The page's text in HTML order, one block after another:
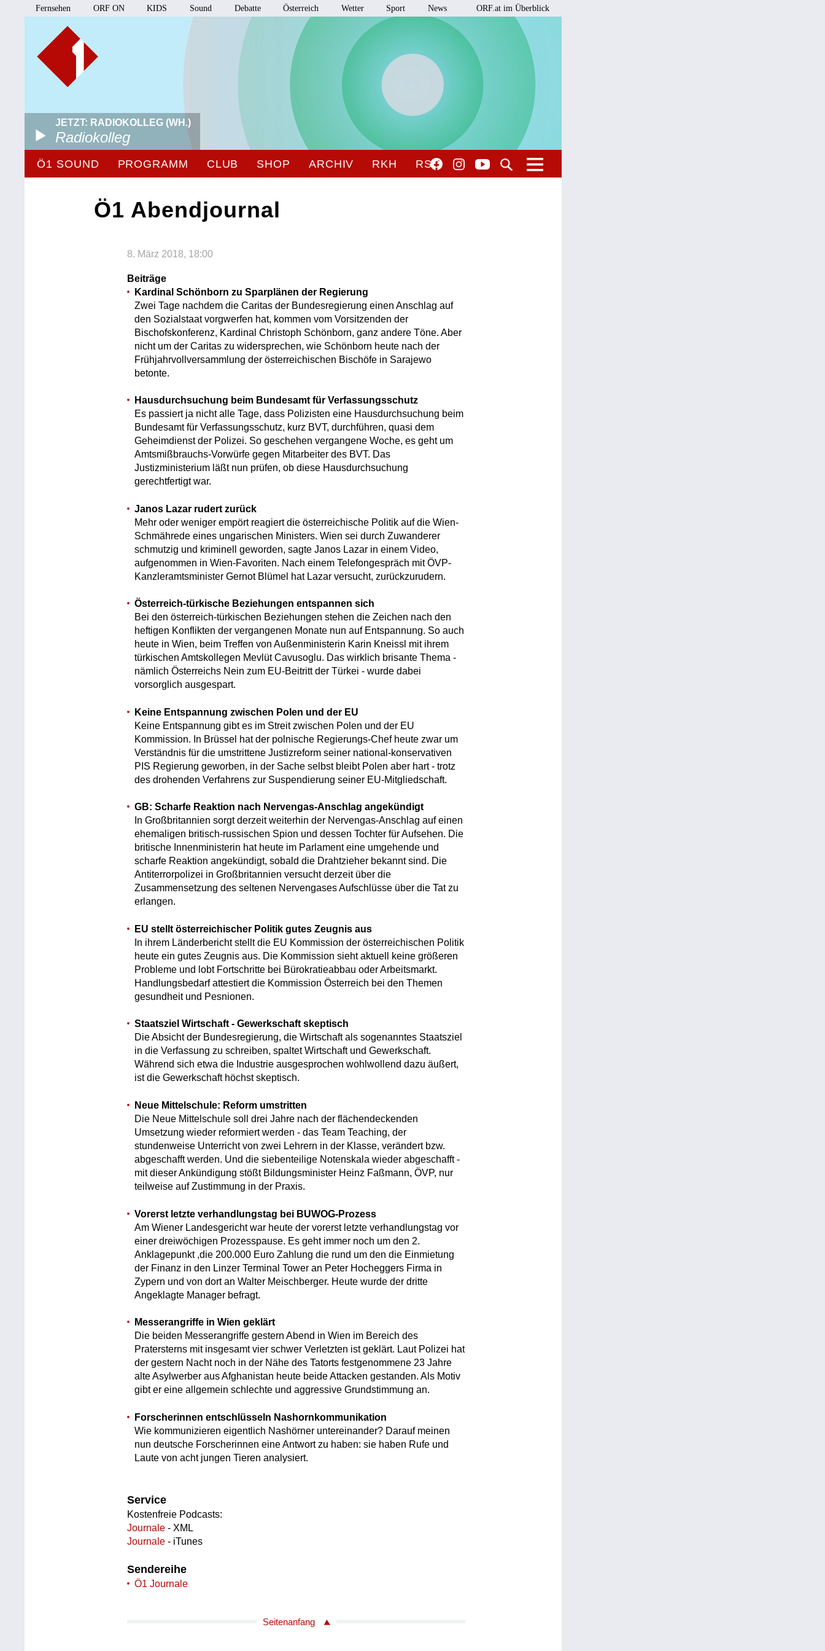
Fernsehen ORF ON KIDS Sound Debatte Österreich Wetter Sport News ORF.at im Überblick
JETZT: RADIOKOLLEG (WH.)
Radiokolleg
Ö1 SOUND PROGRAMM CLUB SHOP ARCHIV RKH RSO
Ö1 Abendjournal
8. März 2018, 18:00
Beiträge
Kardinal Schönborn zu Sparplänen der Regierung
Zwei Tage nachdem die Caritas der Bundesregierung einen Anschlag auf
den Sozialstaat vorgwerfen hat, kommen vom Vorsitzenden der
Bischofskonferenz, Kardinal Christoph Schönborn, ganz andere Töne. Aber
nicht um der Caritas zu widersprechen, wie Schönborn heute nach der
Frühjahrvollversammlung der österreichischen Bischöfe in Sarajewo
betonte.
Hausdurchsuchung beim Bundesamt für Verfassungsschutz
Es passiert ja nicht alle Tage, dass Polizisten eine Hausdurchsuchung beim
Bundesamt für Verfassungsschutz, kurz BVT, durchführen, quasi dem
Geheimdienst der Polizei. So geschehen vergangene Woche, es geht um
Amtsmißbrauchs-Vorwürfe gegen Mitarbeiter des BVT. Das
Justizministerium läßt nun prüfen, ob diese Hausdurchsuchung
gerechtfertigt war.
Janos Lazar rudert zurück
Mehr oder weniger empört reagiert die österreichische Politik auf die Wien-
Schmährede eines ungarischen Ministers. Wien sei durch Zuwanderer
schmutzig und kriminell geworden, sagte Janos Lazar in einem Video,
aufgenommen in Wien-Favoriten. Nach einem Telefongespräch mit ÖVP-
Kanzleramtsminister Gernot Blümel hat Lazar versucht, zurückzurudern.
Österreich-türkische Beziehungen entspannen sich
Bei den österreich-türkischen Beziehungen stehen die Zeichen nach den
heftigen Konflikten der vergangenen Monate nun auf Entspannung. So auch
heute in Wien, beim Treffen von Außenministerin Karin Kneissl mit ihrem
türkischen Amtskollegen Mevlüt Cavusoglu. Das wirklich brisante Thema -
nämlich Österreichs Nein zum EU-Beitritt der Türkei - wurde dabei
vorsorglich ausgespart.
Keine Entspannung zwischen Polen und der EU
Keine Entspannung gibt es im Streit zwischen Polen und der EU
Kommission. In Brüssel hat der polnische Regierungs-Chef heute zwar um
Verständnis für die umstrittene Justizreform seiner national-konservativen
PIS Regierung geworben, in der Sache selbst bleibt Polen aber hart - trotz
des drohenden Verfahrens zur Suspendierung seiner EU-Mitgliedschaft.
GB: Scharfe Reaktion nach Nervengas-Anschlag angekündigt
In Großbritannien sorgt derzeit weiterhin der Nervengas-Anschlag auf einen
ehemaligen britisch-russischen Spion und dessen Tochter für Aufsehen. Die
britische Innenministerin hat heute im Parlament eine umgehende und
scharfe Reaktion angekündigt, sobald die Drahtzieher bekannt sind. Die
Antiterrorpolizei in Großbritannien versucht derzeit über die
Zusammensetzung des seltenen Nervengases Aufschlüsse über die Tat zu
erlangen.
EU stellt österreichischer Politik gutes Zeugnis aus
In ihrem Länderbericht stellt die EU Kommission der österreichischen Politik
heute ein gutes Zeugnis aus. Die Kommission sieht aktuell keine größeren
Probleme und lobt Fortschritte bei Bürokratieabbau oder Arbeitsmarkt.
Handlungsbedarf attestiert die Kommission Österreich bei den Themen
gesundheit und Pesnionen.
Staatsziel Wirtschaft - Gewerkschaft skeptisch
Die Absicht der Bundesregierung, die Wirtschaft als sogenanntes Staatsziel
in die Verfassung zu schreiben, spaltet Wirtschaft und Gewerkschaft.
Während sich etwa die Industrie ausgesprochen wohlwollend dazu äußert,
ist die Gewerkschaft höchst skeptisch.
Neue Mittelschule: Reform umstritten
Die Neue Mittelschule soll drei Jahre nach der flächendeckenden
Umsetzung wieder reformiert werden - das Team Teaching, der
stundenweise Unterricht von zwei Lehrern in der Klasse, verändert bzw.
abgeschafft werden. Und die siebenteilige Notenskala wieder abgeschafft -
mit dieser Ankündigung stößt Bildungsminister Heinz Faßmann, ÖVP, nur
teilweise auf Zustimmung in der Praxis.
Vorerst letzte verhandlungstag bei BUWOG-Prozess
Am Wiener Landesgericht war heute der vorerst letzte verhandlungstag vor
einer dreiwöchigen Prozesspause. Es geht immer noch um den 2.
Anklagepunkt ,die 200.000 Euro Zahlung die rund um den die Einmietung
der Finanz in den Linzer Terminal Tower an Peter Hocheggers Firma in
Zypern und von dort an Walter Meischberger. Heute wurde der dritte
Angeklagte Manager befragt.
Messerangriffe in Wien geklärt
Die beiden Messerangriffe gestern Abend in Wien im Bereich des
Pratersterns mit insgesamt vier schwer Verletzten ist geklärt. Laut Polizei hat
der gestern Nacht noch in der Nähe des Tatorts festgenommene 23 Jahre
alte Asylwerber aus Afghanistan heute beide Attacken gestanden. Als Motiv
gibt er eine allgemein schlechte und aggressive Grundstimmung an.
Forscherinnen entschlüsseln Nashornkommunikation
Wie kommunizieren eigentlich Nashörner untereinander? Darauf meinen
nun deutsche Forscherinnen eine Antwort zu haben: sie haben Rufe und
Laute von acht jungen Tieren analysiert.
Service
Kostenfreie Podcasts:
Journale - XML
Journale - iTunes
Sendereihe
Ö1 Journale
Seitenanfang